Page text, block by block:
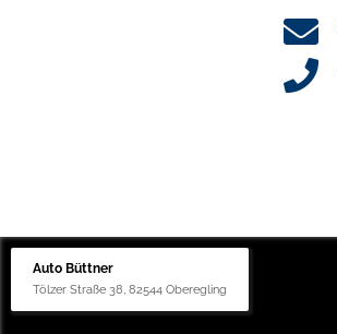
Auto Büttner
Tölzer Straße 38, 82544 Oberegling